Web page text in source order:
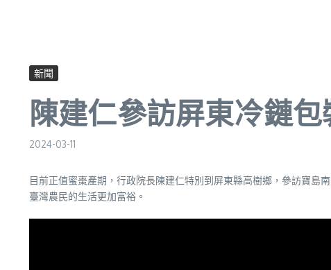
新聞
陳建仁參訪屏東冷鏈
2024-03-11
目前正值蜜棗產期，行政院長陳建仁特別到屏東縣高樹鄉，參訪寶島
臺灣農民的生活更加富裕。